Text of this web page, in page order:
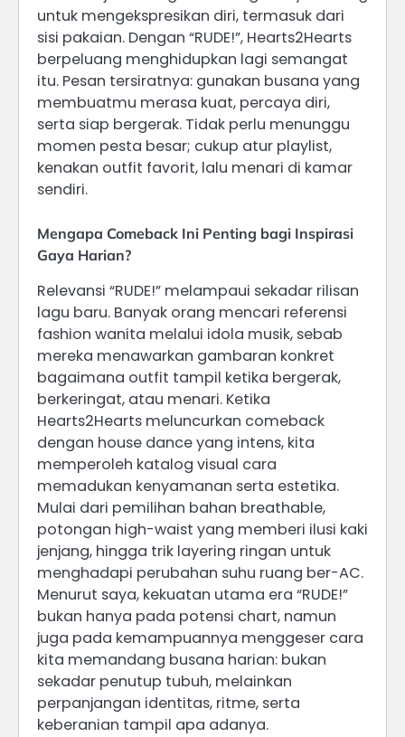
untuk mengekspresikan diri, termasuk dari
sisi pakaian. Dengan “RUDE!”, Hearts2Hearts
berpeluang menghidupkan lagi semangat
itu. Pesan tersiratnya: gunakan busana yang
membuatmu merasa kuat, percaya diri,
serta siap bergerak. Tidak perlu menunggu
momen pesta besar; cukup atur playlist,
kenakan outfit favorit, lalu menari di kamar
sendiri.
Mengapa Comeback Ini Penting bagi Inspirasi
Gaya Harian?
Relevansi “RUDE!” melampaui sekadar rilisan
lagu baru. Banyak orang mencari referensi
fashion wanita melalui idola musik, sebab
mereka menawarkan gambaran konkret
bagaimana outfit tampil ketika bergerak,
berkeringat, atau menari. Ketika
Hearts2Hearts meluncurkan comeback
dengan house dance yang intens, kita
memperoleh katalog visual cara
memadukan kenyamanan serta estetika.
Mulai dari pemilihan bahan breathable,
potongan high-waist yang memberi ilusi kaki
jenjang, hingga trik layering ringan untuk
menghadapi perubahan suhu ruang ber-AC.
Menurut saya, kekuatan utama era “RUDE!”
bukan hanya pada potensi chart, namun
juga pada kemampuannya menggeser cara
kita memandang busana harian: bukan
sekadar penutup tubuh, melainkan
perpanjangan identitas, ritme, serta
keberanian tampil apa adanya.